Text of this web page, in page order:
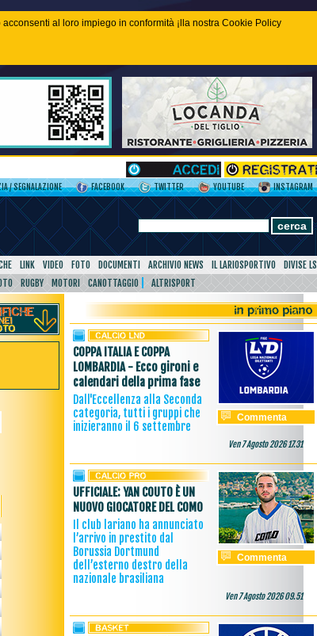
al loro impiego in conformità ¡lla nostra Cookie Policy
/ SEGNALAZIONE FACEBOOK TWITTER YOUTUBE INSTAGRAM
LINK VIDEO FOTO DOCUMENTI ARCHIVIO NEWS IL LARIOSPORTIVO
DIVISE LS
RUGBY MOTORI CANOTTAGGIO ALTRISPORT
COPPA ITALIA E COPPA
LOMBARDIA - Ecco gironi e
calendari della prima fase
Dall'Eccellenza alla Seconda
categoria, tutti i gruppi che
inizieranno il 6 settembre
Commenta
Ven 7 Agosto 2026 17.31
UFFICIALE: YAN COUTO È UN
NUOVO GIOCATORE DEL COMO
Il club lariano ha annunciato
l’arrivo in prestito dal
Borussia Dortmund
dell’esterno destro della
nazionale brasiliana
Commenta
Ven 7 Agosto 2026 09.51